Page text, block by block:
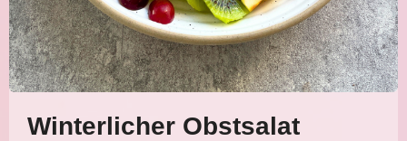
Winterlicher Obstsalat